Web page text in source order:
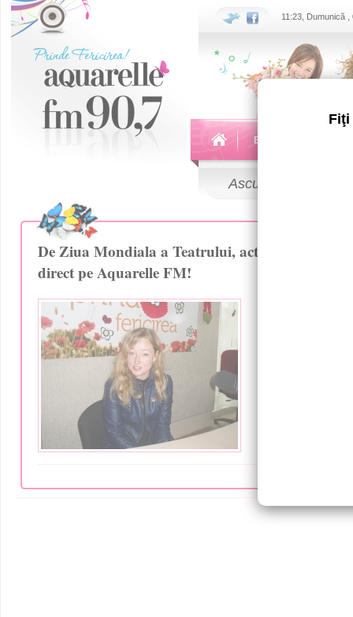
Fiţi
11:23, Dumunică ,
Echipa
Ascultă
De Ziua Mondiala a Teatrului, actrita Marina
direct pe Aquarelle FM!